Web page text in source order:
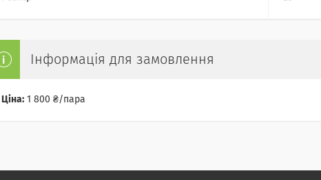
Інформація для замовлення
Ціна: 1 800 ₴/пара